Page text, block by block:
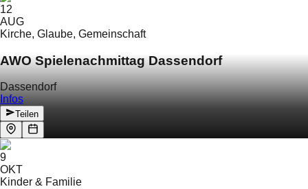
12
AUG
Kirche, Glaube, Gemeinschaft
AWO Spielenachmittag Dassendorf
Dassendorf
Infos
Teilen
9
OKT
Kinder & Familie